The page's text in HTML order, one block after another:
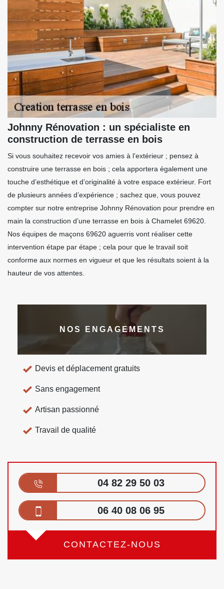
Johnny Rénovation : un spécialiste en
construction de terrasse en bois
Si vous souhaitez recevoir vos amies à l’extérieur ; pensez à
construire une terrasse en bois ; cela apportera également une
touche d’esthétique et d’originalité à votre espace extérieur. Fort
de plusieurs années d’expérience ; sachez que, vous pouvez
compter sur notre entreprise Johnny Rénovation pour prendre en
main la construction d’une terrasse en bois à Chamelet 69620.
Nos équipes de maçons 69620 aguerris vont réaliser cette
intervention étape par étape ; cela pour que le travail soit
conforme aux normes en vigueur et que les résultats soient à la
hauteur de vos attentes.
NOS ENGAGEMENTS
Devis et déplacement gratuits
Sans engagement
Artisan passionné
Travail de qualité
04 82 29 50 03
06 40 08 06 95
CONTACTEZ-NOUS